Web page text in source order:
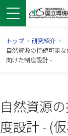
トップ > 研究紹介 >
自然資源の持続可能
向けた制度設計 -
自然資源
度設計 - (